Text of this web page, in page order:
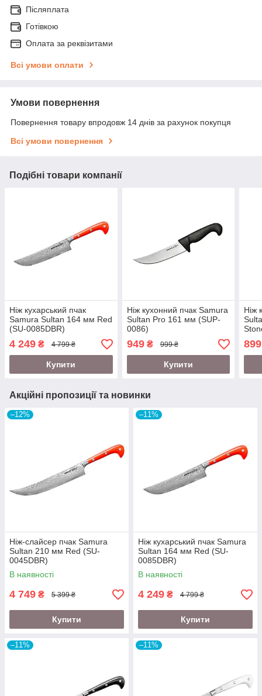
Післяплата
Готівкою
Оплата за реквізитами
Всі умови оплати
Умови повернення
Повернення товару впродовж 14 днів за рахунок покупця
Всі умови повернення
Подібні товари компанії
Ніж кухарський пчак
Samura Sultan 164 мм Red
(SU-0085DBR)
4 249 ₴ 4 799 ₴
Купити
Ніж кухонний пчак Samura
Sultan Pro 161 мм (SUP-
0086)
949₴ 999 ₴
Купити
Ніж
899
Акційні пропозиції та новинки
–12%
Ніж-слайсер пчак Samura
Sultan 210 мм Red (SU-
0045DBR)
В наявності
4 749 ₴ 5 399 ₴
Купити
–11%
Ніж кухарський пчак Samura
Sultan 164 мм Red (SU-
0085DBR)
В наявності
4 249 ₴ 4 799 ₴
Купити
–11% –11%